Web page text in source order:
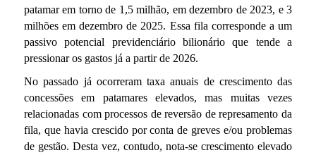
patamar em torno de 1,5 milhão, em dezembro de 2023, e 3
milhões em dezembro de 2025. Essa fila corresponde a um
passivo potencial previdenciário bilionário que tende a
pressionar os gastos já a partir de 2026.
No passado já ocorreram taxa anuais de crescimento das
concessões em patamares elevados, mas muitas vezes
relacionadas com processos de reversão de represamento da
fila, que havia crescido por conta de greves e/ou problemas
de gestão. Desta vez, contudo, nota-se crescimento elevado